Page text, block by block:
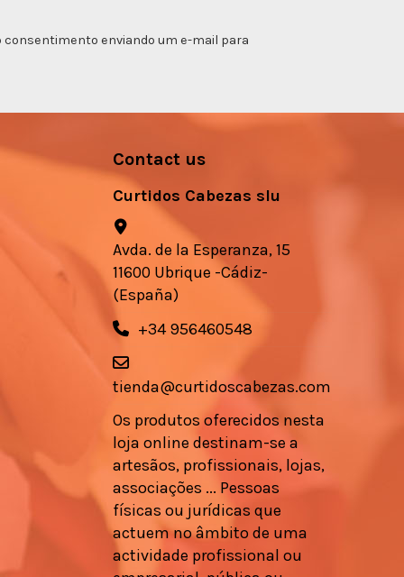
consentimento enviando um e-mail para
Contact us
Curtidos Cabezas slu
Avda. de la Esperanza, 15
11600 Ubrique -Cádiz-
(España)
+34 956460548
tienda@curtidoscabezas.com
Os produtos oferecidos nesta
loja online destinam-se a
artesãos, profissionais, lojas,
associações ... Pessoas
físicas ou jurídicas que
actuem no âmbito de uma
actividade profissional ou